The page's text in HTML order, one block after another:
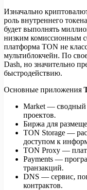
Изначально
роль внутреннего
будет выполнять
низким комиссионным
платформа TON не
мультиблокчейн. По
Dash, но значительно
быстродействию.
Основные приложения
Market — сводный
проектов.
Биржа для
TON Storage —
доступом к
TON Proxy —
Payments —
транзакций.
DNS — сервис,
контрактов.